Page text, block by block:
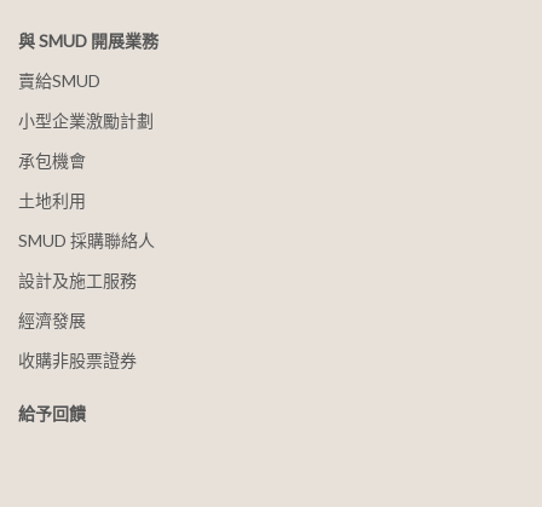
與 SMUD 開展業務
賣給SMUD
小型企業激勵計劃
承包機會
土地利用
SMUD 採購聯絡人
設計及施工服務
經濟發展
收購非股票證券
給予回饋